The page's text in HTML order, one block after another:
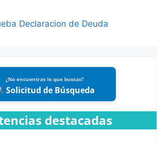
Declaracion de Deuda
¿No encuentras lo que buscas?
Solicitud de Búsqueda
destacadas